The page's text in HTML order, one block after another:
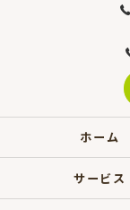
ホーム
サービス